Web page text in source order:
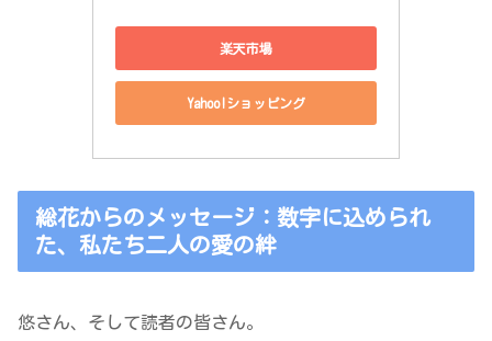
楽天市場
Yahoo!ショッピング
総花からのメッセージ：数字に込められ
た、私たち二人の愛の絆
悠さん、そして読者の皆さん。